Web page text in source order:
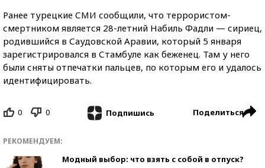
Ранее турецкие СМИ сообщили, что террористом-
смертником является 28-летний Набиль Фадли — сириец,
родившийся в Саудовской Аравии, который 5 января
зарегистрировался в Стамбуле как беженец. Там у него
были сняты отпечатки пальцев, по которым его и удалось
идентифицировать.
0 0 Подпишись Поделиться
РЕКОМЕНДУЕМ:
Модный выбор: что взять с собой в отпуск?